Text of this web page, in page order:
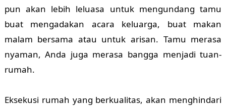
pun akan lebih leluasa untuk mengundang tamu
buat mengadakan acara keluarga, buat makan
malam bersama atau untuk arisan. Tamu merasa
nyaman, Anda juga merasa bangga menjadi tuan-
rumah.
Eksekusi rumah yang berkualitas, akan menghindari